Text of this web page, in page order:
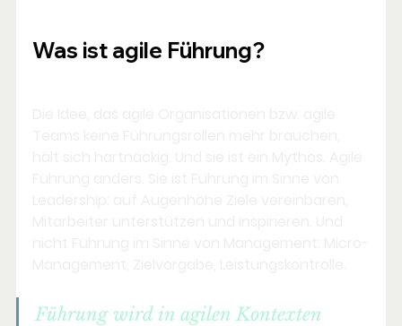
Was ist agile Führung?
Führung wird in agilen Kontexten